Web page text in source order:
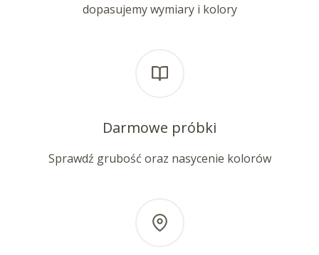
dopasujemy wymiary i kolory
Darmowe próbki
Sprawdź grubość oraz nasycenie kolorów